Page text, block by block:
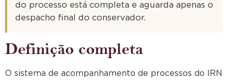
do processo está completa e aguarda apenas o
despacho final do conservador.
Definição completa
O sistema de acompanhamento de processos do IRN